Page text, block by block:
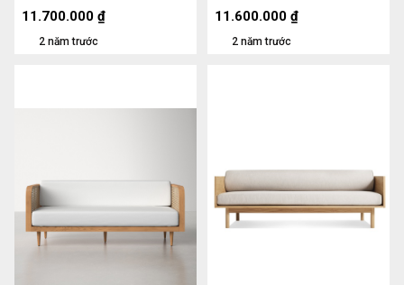
2 năm trước
11.700.000 ₫
2 năm trước
11.600.000 ₫